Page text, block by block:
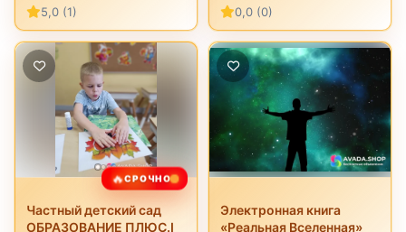
5,0 (1) 0,0 (0)
🔥СРОЧНО
Частный детский сад
ОБРАЗОВАНИЕ ПЛЮС.I
Электронная книга
«Реальная Вселенная»